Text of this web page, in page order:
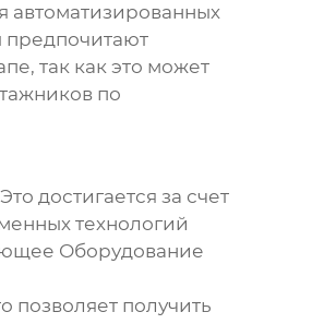
автоматизированных
предпочитают
так как это может
по
достигается за счет
технологий
Оборудование
позволяет получить